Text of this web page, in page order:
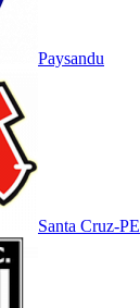
Paysandu
Santa Cruz-PE